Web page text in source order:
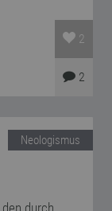
2
2
Neologismus
durch